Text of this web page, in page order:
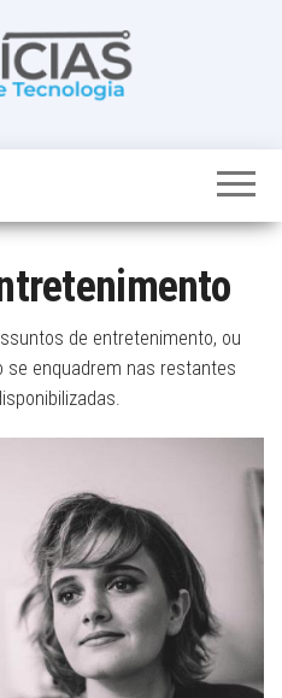
noticias de
num só lugar
de entretenimento, ou
enquadrem nas restantes